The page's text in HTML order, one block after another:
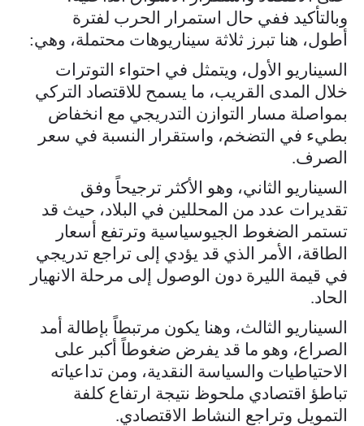
وبالتأكيد ففي حال استمرار الحرب لفترة
أطول، هنا تبرز ثلاثة سيناريوهات محتملة، وهي:
السيناريو الأول، ويتمثل في احتواء التوترات
خلال المدى القريب، ما يسمح للاقتصاد التركي
بمواصلة مسار التوازن التدريجي مع انخفاض
بطيء في التضخم، واستقرار النسبة في سعر
الصرف.
السيناريو الثاني، وهو الأكثر ترجيحاً وفق
تقديرات عدد من المحللين في البلاد، حيث قد
تستمر الضغوط الجيوسياسية وترتفع أسعار
الطاقة، الأمر الذي قد يؤدي إلى تراجع تدريجي
في قيمة الليرة دون الوصول إلى مرحلة الانهيار
الحاد.
السيناريو الثالث، وهنا يكون مرتبطاً بإطالة أمد
الصراع، وهو ما قد يفرض ضغوطاً أكبر على
الاحتياطيات والسياسة النقدية، ومن تداعياته
تباطؤ اقتصادي ملحوظ نتيجة ارتفاع كلفة
التمويل وتراجع النشاط الاقتصادي.